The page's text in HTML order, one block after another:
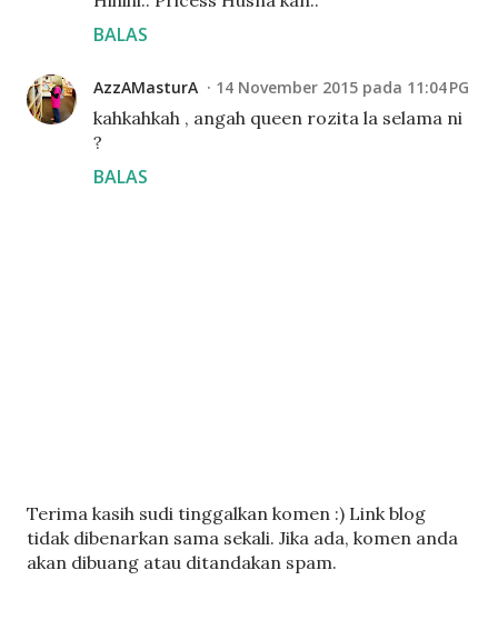
BALAS
AzzAMasturA 14 November 2015 pada 11:04 PG
kahkahkah , angah queen rozita la selama ni
?
BALAS
C
a
t
Terima kasih sudi tinggalkan komen :) Link blog
tidak dibenarkan sama sekali. Jika ada, komen anda
akan dibuang atau ditandakan spam.